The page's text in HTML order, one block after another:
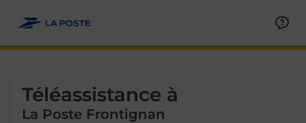
Téléassistance à
La Poste Frontignan